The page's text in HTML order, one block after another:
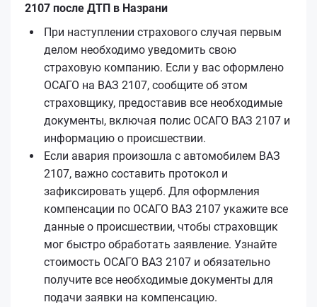
2107 после ДТП в Назрани
При наступлении страхового случая первым
делом необходимо уведомить свою
страховую компанию. Если у вас оформлено
ОСАГО на ВАЗ 2107, сообщите об этом
страховщику, предоставив все необходимые
документы, включая полис ОСАГО ВАЗ 2107 и
информацию о происшествии.
Если авария произошла с автомобилем ВАЗ
2107, важно составить протокол и
зафиксировать ущерб. Для оформления
компенсации по ОСАГО ВАЗ 2107 укажите все
данные о происшествии, чтобы страховщик
мог быстро обработать заявление. Узнайте
стоимость ОСАГО ВАЗ 2107 и обязательно
получите все необходимые документы для
подачи заявки на компенсацию.